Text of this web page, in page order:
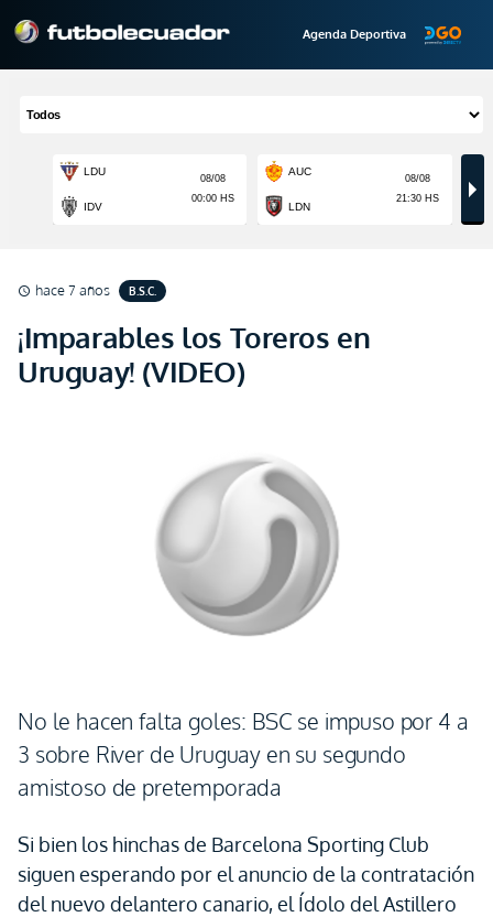
Agenda Deportiva
schedule hace 7 años B.S.C.
¡Imparables los Toreros en
Uruguay! (VIDEO)
No le hacen falta goles: BSC se impuso por 4 a
3 sobre River de Uruguay en su segundo
amistoso de pretemporada
Si bien los hinchas de Barcelona Sporting Club
siguen esperando por el anuncio de la contratación
del nuevo delantero canario, el Ídolo del Astillero